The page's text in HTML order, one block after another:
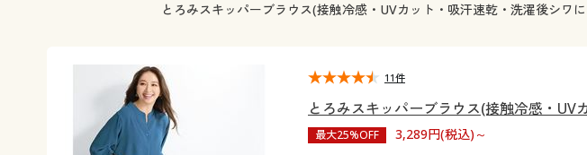
ジュニア・ティーンズ下着 カーテン
とろみスキッパーブラウス(接触冷感・UVカット・吸汗速乾・洗濯後シワ
とろみスキッパーブラウス(接触冷感・
最大25%OFF 3,289円(税込)～
11件